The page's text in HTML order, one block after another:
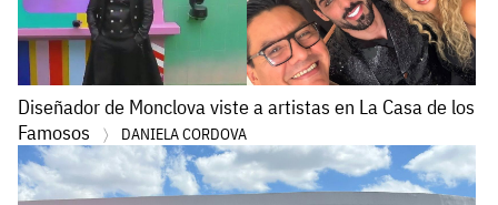
Diseñador de Monclova viste a artistas en La Casa de los
Famosos
DANIELA CORDOVA